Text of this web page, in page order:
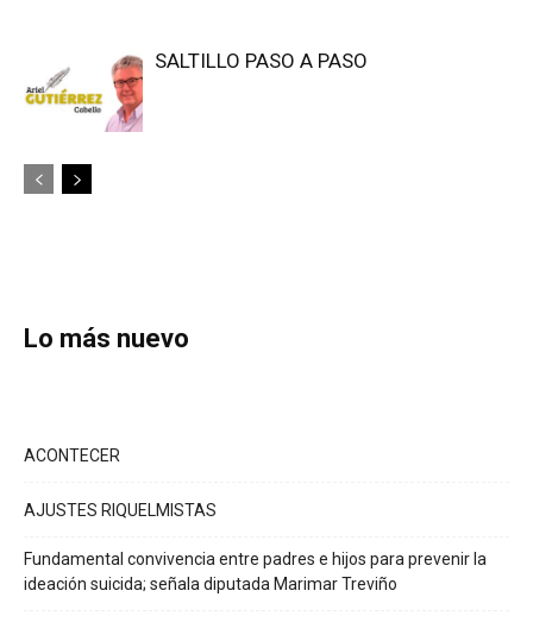
SALTILLO PASO A PASO
Lo más nuevo
ACONTECER
AJUSTES RIQUELMISTAS
Fundamental convivencia entre padres e hijos para prevenir la
ideación suicida; señala diputada Marimar Treviño